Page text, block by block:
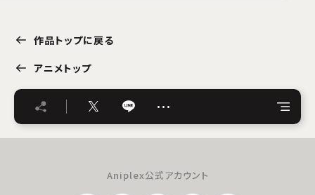
作品トップに戻る
アニメトップ
…
Aniplex公式アカウント